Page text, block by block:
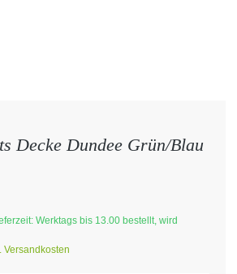
Decke Dundee Grün/Blau
Werktags bis 13.00 bestellt, wird
Versandkosten